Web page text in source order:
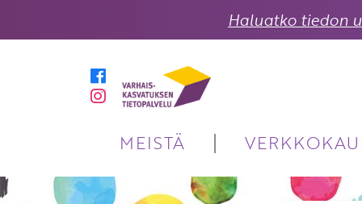
Haluatko tiedon
MEISTÄ